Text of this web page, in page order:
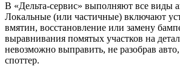
В «Дельта-сервис» выполняют все виды
Локальные (или частичные) включают
вмятин, восстановление или замену
выравнивания помятых участков на
невозможно выправить, не разобрав авто,
споттер.